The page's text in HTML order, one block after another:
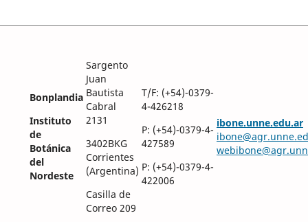
Bonplandia
Instituto
de
Botánica
del
Nordeste
Sargento
Juan
Bautista
Cabral
2131
3402BKG
Corrientes
(Argentina)
Casilla de
Correo 209
T/F: (+54)-0379-
4-426218
P: (+54)-0379-4-
427589
P: (+54)-0379-4-
422006
ibone.unne.edu.ar